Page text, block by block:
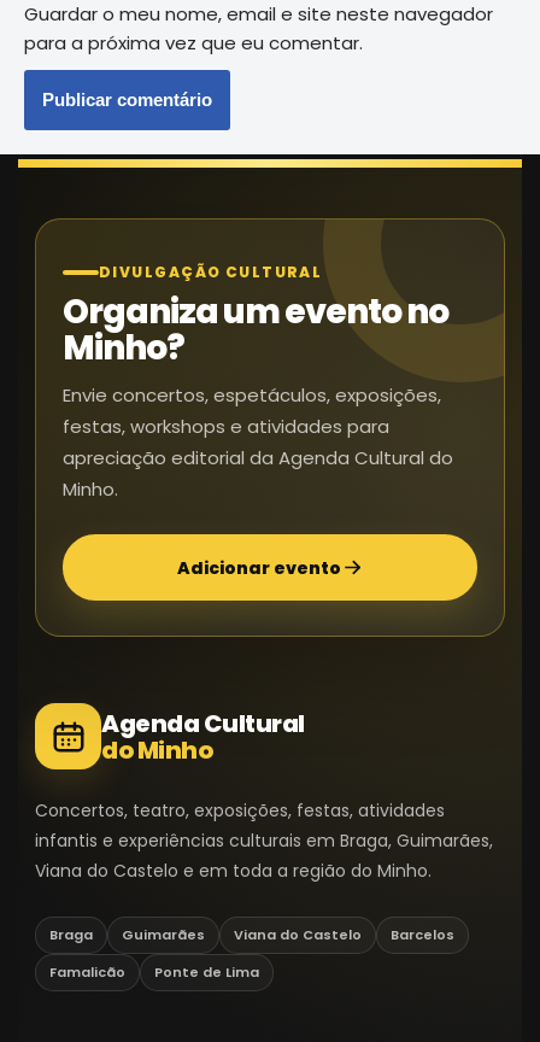
Guardar o meu nome, email e site neste navegador
para a próxima vez que eu comentar.
DIVULGAÇÃO CULTURAL
Organiza um evento no
Minho?
Envie concertos, espetáculos, exposições,
festas, workshops e atividades para
apreciação editorial da Agenda Cultural do
Minho.
Adicionar evento
Agenda Cultural
do Minho
Concertos, teatro, exposições, festas, atividades
infantis e experiências culturais em Braga, Guimarães,
Viana do Castelo e em toda a região do Minho.
Braga Guimarães Viana do Castelo
Barcelos
Famalicão
Ponte de Lima